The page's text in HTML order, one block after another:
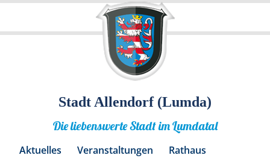
Stadt Allendorf (Lumda)
Die liebenswerte Stadt im Lumdatal
Aktuelles Veranstaltungen
Rathaus